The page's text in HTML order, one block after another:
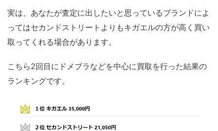
実は、あなたが査定に出したいと思っているブランドによ
ってはセカンドストリートよりもキガエルの方が高く買い
取ってくれる場合があります。
こちら2回目にドメブラなどを中心に買取を行った結果の
ランキングです。